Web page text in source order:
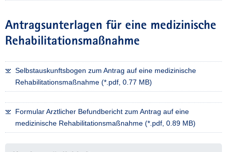
Antragsunterlagen für eine medizinische
Rehabilitationsmaßnahme
Selbstauskunftsbogen zum Antrag auf eine medizinische
Rehabilitationsmaßnahme (*.pdf, 0.77 MB)
Formular Arztlicher Befundbericht zum Antrag auf eine
medizinische Rehabilitationsmaßnahme (*.pdf, 0.89 MB)